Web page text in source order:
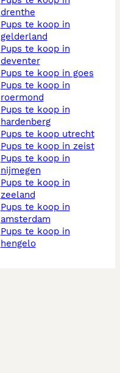
drenthe
pups te koop in
gelderland
pups te koop in
deventer
pups te koop in goes
pups te koop in
roermond
pups te koop in
hardenberg
pups te koop utrecht
pups te koop in zeist
pups te koop in
nijmegen
pups te koop in
zeeland
pups te koop in
amsterdam
pups te koop in
hengelo